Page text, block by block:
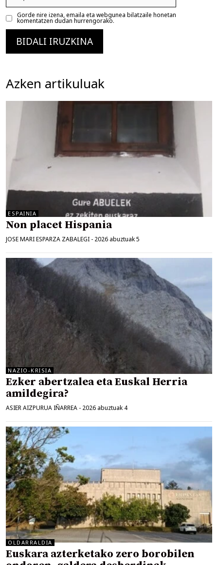
Gorde nire izena, emaila eta webgunea bilatzaile honetan
komentatzen dudan hurrengorako.
Azken artikuluak
ESPAINIA
Non placet Hispania
JOSE MARI ESPARZA ZABALEGI - 2026 abuztuak 5
NAZIO-KRISIA
Ezker abertzalea eta Euskal Herria
amildegira?
ASIER AIZPURUA IÑARREA - 2026 abuztuak 4
OLDARRALDIA
Euskara azterketako zero borobilen